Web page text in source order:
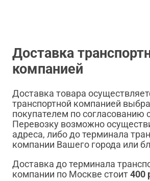
Доставка
компанией
Доставка товара
транспортной компанией
покупателем по
Перевозку возможно
адреса, либо до терминала
компании Вашего города или
Доставка до терминала
компании по Москве стоит400